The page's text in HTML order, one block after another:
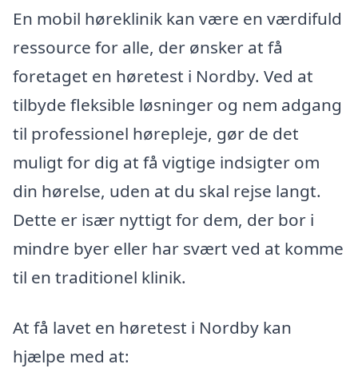
En mobil høreklinik kan være en værdifuld
ressource for alle, der ønsker at få
foretaget en høretest i Nordby. Ved at
tilbyde fleksible løsninger og nem adgang
til professionel hørepleje, gør de det
muligt for dig at få vigtige indsigter om
din hørelse, uden at du skal rejse langt.
Dette er især nyttigt for dem, der bor i
mindre byer eller har svært ved at komme
til en traditionel klinik.
At få lavet en høretest i Nordby kan
hjælpe med at: